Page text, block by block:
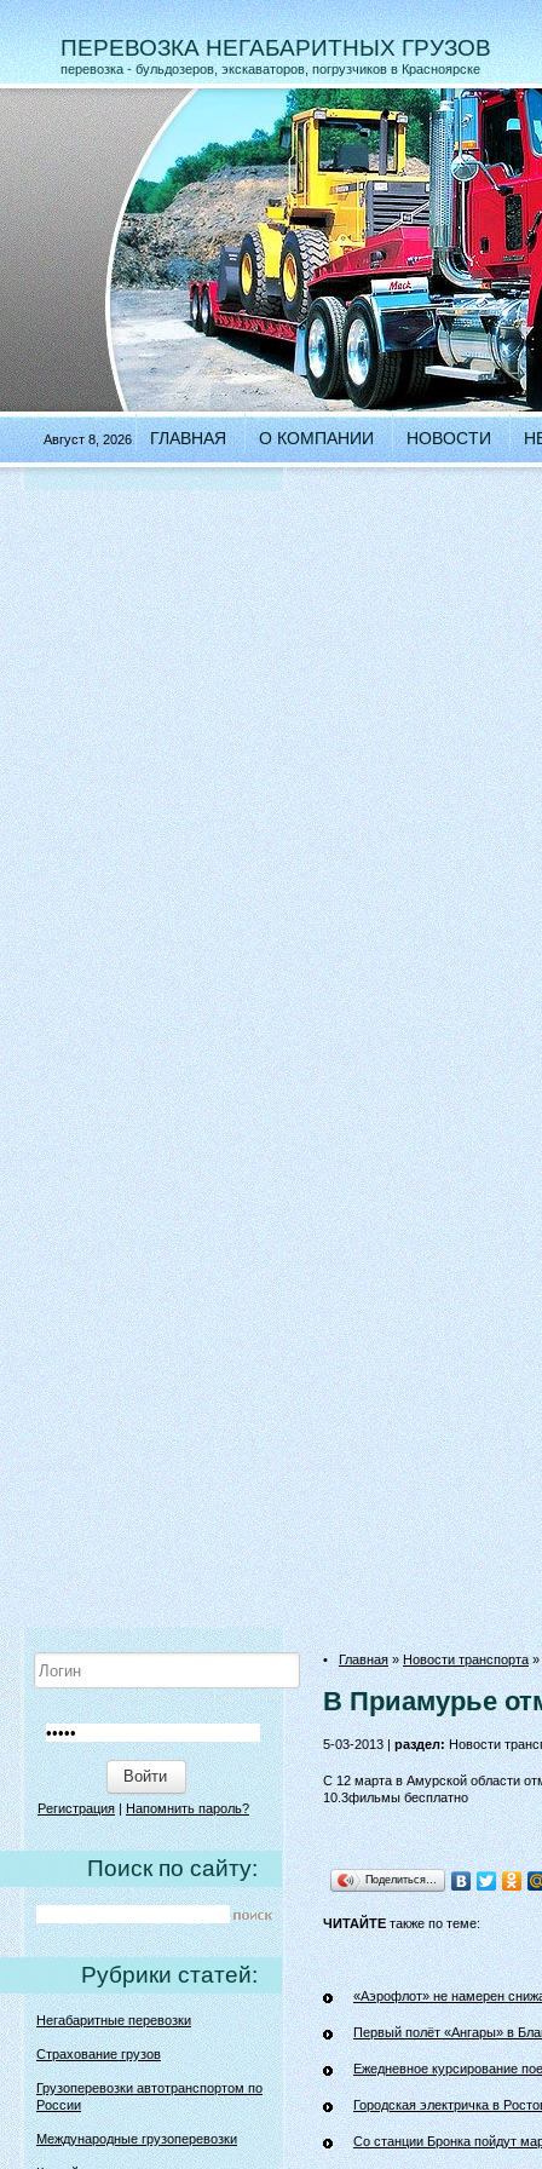
ПЕРЕВОЗКА НЕГАБАРИТНЫХ ГРУЗОВ
перевозка - бульдозеров, экскаваторов, погрузчиков в Красноярске
Август 8, 2026 ГЛАВНАЯ О КОМПАНИИ НОВОСТИ
Войти
Регистрация|Напомнить пароль?
Поиск по сайту:
Рубрики статей:
Негабаритные перевозки
Страхование грузов
Грузоперевозки автотранспортом по
России
Международные грузоперевозки
•Главная»Новости транспорта»
В Приамурье
5-03-2013 |раздел:Новости
С 12 марта в Амурской области
10.3фильмы бесплатно
Поделиться…
ЧИТАЙТЕтакже по теме:
«Аэрофлот» не намерен
Первый полёт «Ангары» в
Ежедневное курсирование
Городская электричка в
Со станции Бронка пойдут